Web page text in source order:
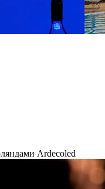
Ardecoled